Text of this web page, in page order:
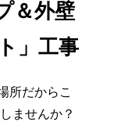
＆外壁
」工事
所だからこ
ませんか？